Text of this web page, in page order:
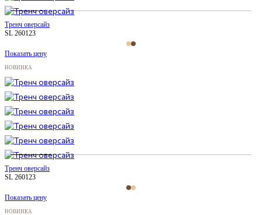
Тренч оверсайз
SL 260123
Показать цену
НОВИНКА
Тренч оверсайз
SL 260123
Показать цену
НОВИНКА